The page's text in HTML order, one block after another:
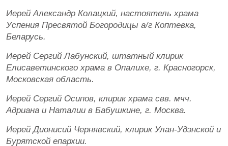
Иерей Александр Колацкий, настоятель храма
Успения Пресвятой Богородицы а/г Коптевка,
Беларусь.
Иерей Сергий Лабунский, штатный клирик
Елисаветинского храма в Опалихе, г. Красногорск,
Московская область.
Иерей Сергий Осипов, клирик храма свв. мчч.
Адриана и Наталии в Бабушкине, г. Москва.
Иерей Дионисий Чернявский, клирик Улан-Удэнской и
Бурятской епархии.